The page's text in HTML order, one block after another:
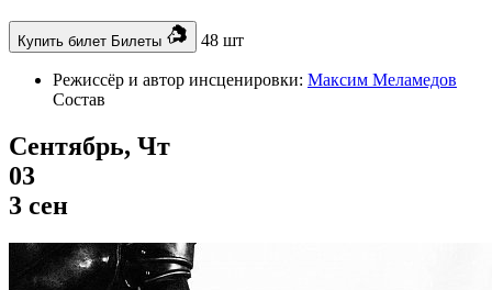
Купить билет Билеты 48 шт
Режиссёр и автор инсценировки: Максим Меламедов
Состав
Сентябрь, Чт
03
3 сен